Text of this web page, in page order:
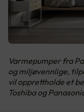
Varmepumper fra
og miljøvennlige,
vil opprettholde et
Toshiba og